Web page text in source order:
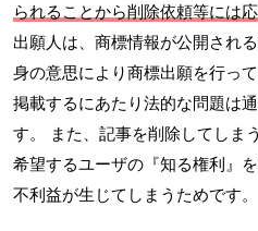
られることから削除依頼等には
出願人は、商標情報が公開され
身の意思により商標出願を行っ
掲載するにあたり法的な問題は
す。 また、記事を削除してしま
希望するユーザの『知る権利』
不利益が生じてしまうためです。